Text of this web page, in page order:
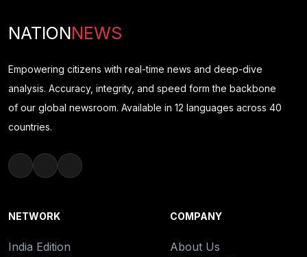
NATIONNEWS
Empowering citizens with real-time news and deep-dive
analysis. Accuracy, integrity, and speed form the backbone
of our global newsroom. Available in 12 languages across 40
countries.
NETWORK
India Edition
COMPANY
About Us